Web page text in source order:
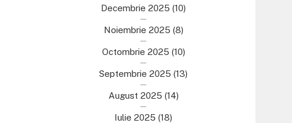
Decembrie 2025 (10)
Noiembrie 2025 (8)
Octombrie 2025 (10)
Septembrie 2025 (13)
August 2025 (14)
Iulie 2025 (18)